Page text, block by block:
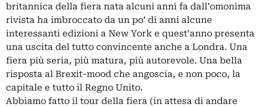
britannica della fiera nata alcuni anni fa dall’omonima
rivista ha imbroccato da un po’ di anni alcune
interessanti edizioni a New York e quest’anno presenta
una uscita del tutto convincente anche a Londra. Una
fiera più seria, più matura, più autorevole. Una bella
risposta al Brexit-mood che angoscia, e non poco, la
capitale e tutto il Regno Unito.
Abbiamo fatto il tour della fiera (in attesa di andare